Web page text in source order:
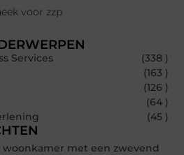
voor zzp
Services
(338 )
(163 )
(126 )
(64 )
(45 )
met een zwevend